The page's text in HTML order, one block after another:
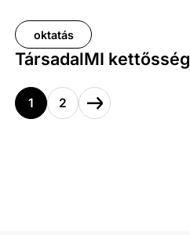
oktatás
TársadalMI kettősség
1 2